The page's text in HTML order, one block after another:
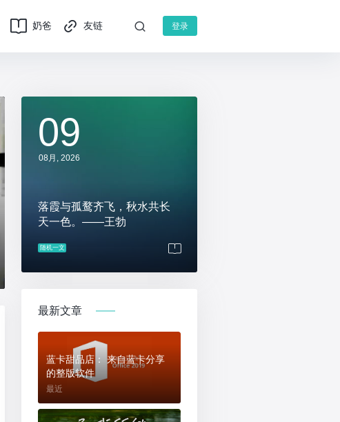
奶爸 友链 登录
09
08月, 2026
落霞与孤鹜齐飞，秋水共长
天一色。——王勃
随机一文
最新文章
蓝卡甜品店： 来自蓝卡分享
的整版软件
最近